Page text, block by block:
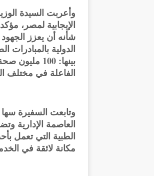
وأعربت السيدة
الإيجابية لمصر،
شأنه أن يعزز
الدولية
بينها: 100
الفاعلة في مختلف
وتابعت السفيرة
العاصمة الإدارية
الطبية التي تعمل
مكانة لائقة في